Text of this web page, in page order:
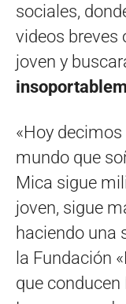
sociales,
videos breves
joven y
«Hoy
mundo que
Mica sigue
joven, sigue
haciendo una
la Fundación
que conducen